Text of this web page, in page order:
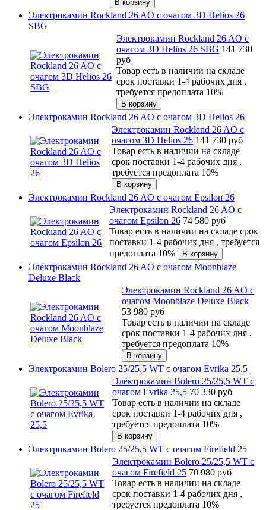
Электрокамин Rockland 26 AO с очагом 3D Helios 26
SBG
Электрокамин Rockland 26 AO с
очагом 3D Helios 26 SBG 141 730
руб
Товар есть в наличии на складе
срок поставки 1-4 рабочих дня ,
требуется предоплата 10%
Электрокамин Rockland 26 AO с очагом 3D Helios 26
Электрокамин Rockland 26 AO с
очагом 3D Helios 26 141 730 руб
Товар есть в наличии на складе
срок поставки 1-4 рабочих дня ,
требуется предоплата 10%
Электрокамин Rockland 26 AO с очагом Epsilon 26
Электрокамин Rockland 26 AO с
очагом Epsilon 26 74 580 руб
Товар есть в наличии на складе срок
поставки 1-4 рабочих дня , требуется
предоплата 10%
Электрокамин Rockland 26 AO с очагом Moonblaze
Deluxe Black
Электрокамин Rockland 26 AO с
очагом Moonblaze Deluxe Black
53 980 руб
Товар есть в наличии на складе
срок поставки 1-4 рабочих дня ,
требуется предоплата 10%
Электрокамин Bolero 25/25,5 WT с очагом Evrika 25,5
Электрокамин Bolero 25/25,5 WT с
очагом Evrika 25,5 70 330 руб
Товар есть в наличии на складе
срок поставки 1-4 рабочих дня ,
требуется предоплата 10%
Электрокамин Bolero 25/25,5 WT с очагом Firefield 25
Электрокамин Bolero 25/25,5 WT с
очагом Firefield 25 70 980 руб
Товар есть в наличии на складе
срок поставки 1-4 рабочих дня ,
требуется предоплата 10%